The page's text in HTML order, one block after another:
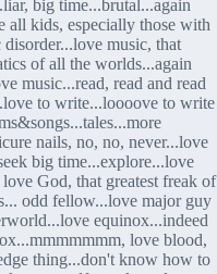
big time...brutal...again
all kids, especially those with
disorder...love music, that
of all the worlds...again
music...read, read and read
to write...loooove to write
nails, no, no, never...love
big time...explore...love
God, that greatest freak of
odd fellow...love major guy
equinox...indeed
love blood,
thing...don't know how to